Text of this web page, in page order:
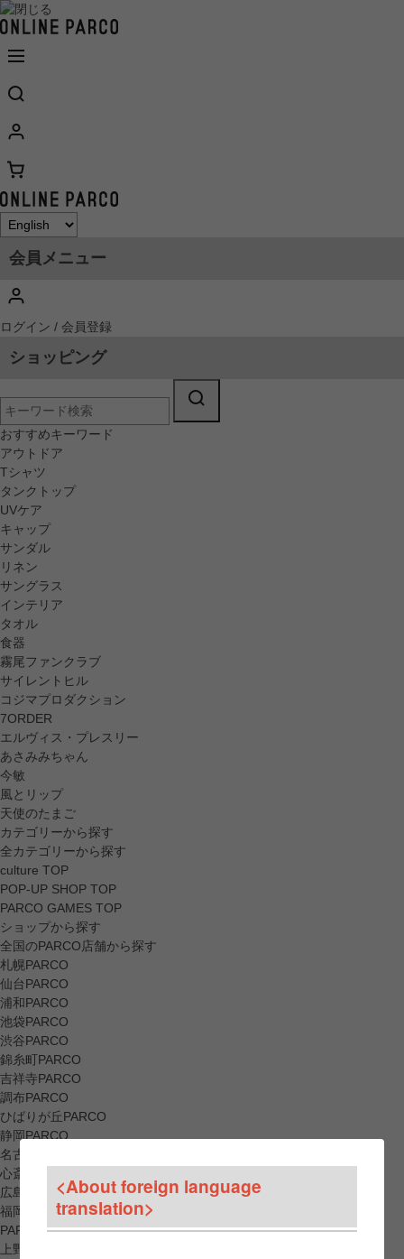
会員メニュー
ログイン / 会員登録
ショッピング
おすすめキーワード
アウトドア
Tシャツ
タンクトップ
UVケア
キャップ
サンダル
リネン
サングラス
インテリア
タオル
食器
霧尾ファンクラブ
サイレントヒル
コジマプロダクション
7ORDER
エルヴィス・プレスリー
あさみみちゃん
今敏
風とリップ
天使のたまご
カテゴリーから探す
全カテゴリーから探す
culture TOP
POP-UP SHOP TOP
PARCO GAMES TOP
ショップから探す
全国のPARCO店舗から探す
札幌PARCO
仙台PARCO
浦和PARCO
池袋PARCO
渋谷PARCO
錦糸町PARCO
吉祥寺PARCO
調布PARCO
ひばりが丘PARCO
静岡PARCO
名古屋PARCO
心斎橋PARCO
広島PARCO
福岡PARCO
PARCO_ya
上野
<About foreign language
translation>